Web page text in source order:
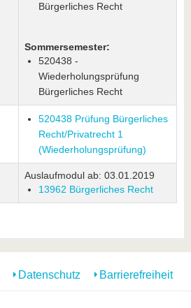
Bürgerliches Recht
Sommersemester:
520438 -
Wiederholungsprüfung
Bürgerliches Recht
520438 Prüfung Bürgerliches
Recht/Privatrecht 1
(Wiederholungsprüfung)
Auslaufmodul ab: 03.01.2019
13962 Bürgerliches Recht
Datenschutz Barrierefreiheit